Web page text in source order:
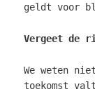
geldt voor
Vergeet de
We weten
toekomst